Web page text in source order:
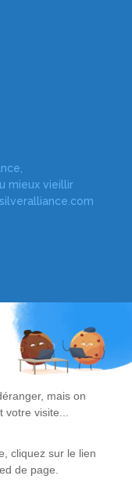
mieux vieillir